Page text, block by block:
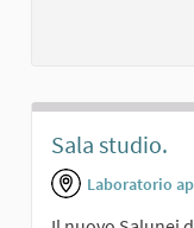
Sala studio.
Laboratorio